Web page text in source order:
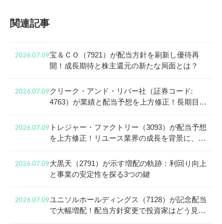
関連記事
2026.07.09宝＆ＣＯ（7921）が配当方針を刷新し優待再
開！成長期待と株主還元の新たな局面とは？
2026.07.09 クリーク・アンド・リバー社（証券コード:
4763）が業績と配当予想を上方修正！長期目線
2026.07.09 トレジャー・ファクトリー（3093）が配当予想
を上方修正！リユース業界の成長を背景に、還
2026.07.09大黒天（2791）が示す増配の軌跡：利回り向上
と事業の安定性を探る3つの鍵
2026.07.09ユニソルホールディングス（7128）が記念配当
で大幅増配！配当方針変更で投資家はどう見る